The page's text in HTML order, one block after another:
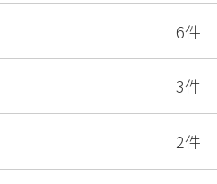
6件
3件
2件